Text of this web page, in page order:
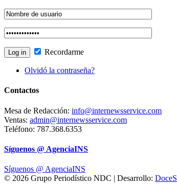
Recordarme
Olvidó la contraseña?
Contactos
Mesa de Redacción: info@internewsservice.com
Ventas: admin@internewsservice.com
Teléfono: 787.368.6353
Síguenos @ AgenciaINS
Síguenos @ AgenciaINS
© 2026 Grupo Periodístico NDC | Desarrollo: